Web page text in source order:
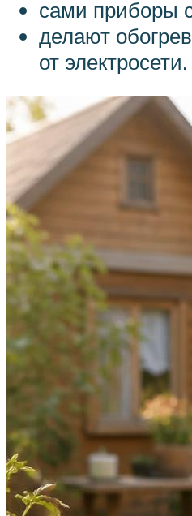
сами приборы
делают
от электросети.